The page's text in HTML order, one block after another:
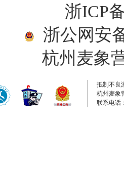
浙ICP
浙公网安
杭州麦象
抵制不良
杭州麦象
联系电话